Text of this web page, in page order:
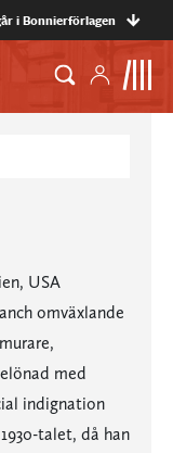
i Bonnierförlagen
USA
omväxlande
med
indignation
talet, då han